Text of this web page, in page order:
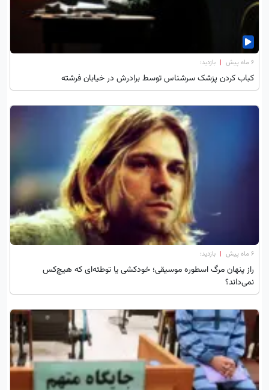
۶ ماه پیش | بازدید:
کباب کردن پزشک سرشناس توسط برادرش در خیابان فرشته
۶ ماه پیش | بازدید:
راز پنهان مرگ اسطوره موسیقی؛ خودکشی یا توطئه‌ای که هیچ‌کس
نمی‌داند؟